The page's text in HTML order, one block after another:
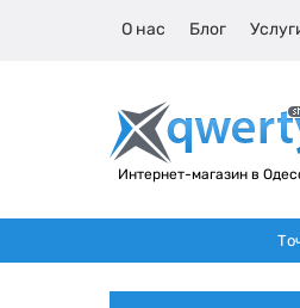
О нас Блог
Интернет-магазин в